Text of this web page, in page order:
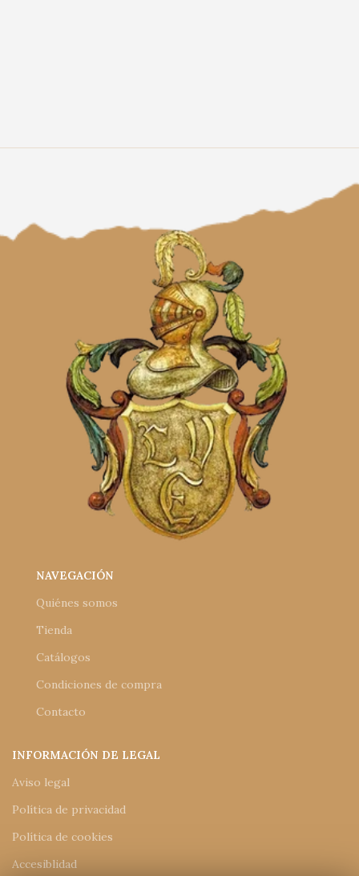
NAVEGACIÓN
Quiénes somos
Tienda
Catálogos
Condiciones de compra
Contacto
INFORMACIÓN DE LEGAL
Aviso legal
Política de privacidad
Política de cookies
Accesiblidad